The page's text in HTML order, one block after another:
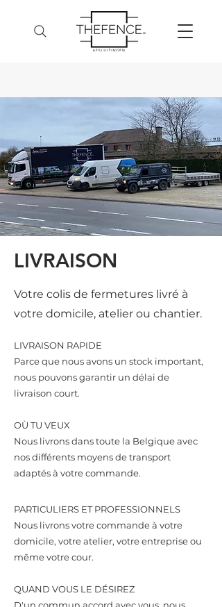
LIVRAISON
Votre colis de fermetures livré à
votre domicile, atelier ou chantier.
LIVRAISON RAPIDE
Parce que nous avons un stock important,
nous pouvons garantir un délai de
livraison court.
OÙ TU VEUX
Nous livrons dans toute la Belgique avec
nos différents moyens de transport
adaptés à votre commande.
PARTICULIERS ET PROFESSIONNELS
Nous livrons votre commande à votre
domicile, votre atelier, votre entreprise ou
même votre cour.
QUAND VOUS LE DÉSIREZ